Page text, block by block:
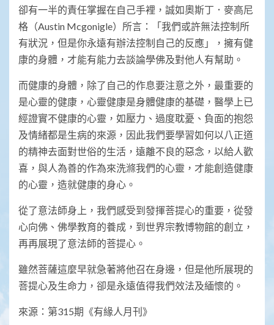
卻有一半的責任掌握在自己手裡，誠如奧斯丁．麥高尼
格（Austin Mcgonigle）所言：「我們或許無法控制所
有狀況，但是你永遠有辦法控制自己的反應」，擁有健
康的身體，才能有能力去談論學佛及對他人有幫助。
而健康的身體，除了自己的作息要注意之外，最重要的
是心靈的健康，心靈健康是身體健康的基礎，醫學上已
經證實不健康的心靈，如壓力、過度耽憂、負面的抱怨
及情緒都是生病的來源，因此我們要學習如何以八正道
的精神去面對世俗的生活，遠離不良的惡念，以給人歡
喜，與人為善的作為來洗滌我們的心靈，才能創造健康
的心靈，造就健康的身心。
從了意法師身上，我們感受到發揮菩提心的重要，從發
心向佛、佛學教育的養成，到世界宗教博物館的創立，
再再展現了意法師的菩提心。
雖然菩薩這麼早就急著將他召在身邊，但是他所展現的
菩提心及生命力，卻是永遠值得我們效法及緬懷的。
來源：第315期《有緣人月刊》